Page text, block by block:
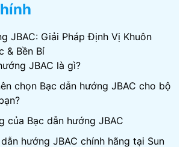
JBAC: Giải Pháp Định Vị Khuôn
& Bền Bỉ
JBAC là gì?
chọn Bạc dẫn hướng JBAC cho bộ
của Bạc dẫn hướng JBAC
hướng JBAC chính hãng tại Sun